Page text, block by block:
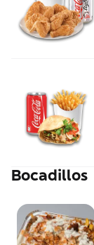
Bocadillos